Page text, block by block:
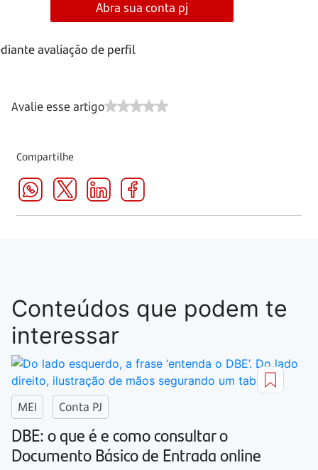
Abra sua conta pj
avaliação de perfil
Avalie esse artigo
Compartilhe
Conteúdos que podem te
interessar
MEI Conta PJ
DBE: o que é e como consultar o
Documento Básico de Entrada online